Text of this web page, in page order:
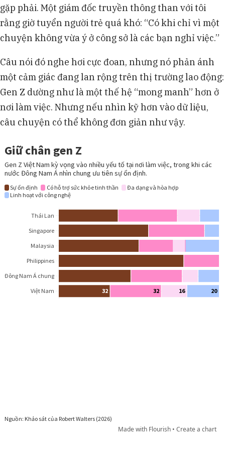
gặp phải. Một giám đốc truyền thông than với tôi
rằng giờ tuyển người trẻ quá khó: “Có khi chỉ vì một
chuyện không vừa ý ở công sở là các bạn nghỉ việc.”
Câu nói đó nghe hơi cực đoan, nhưng nó phản ánh
một cảm giác đang lan rộng trên thị trường lao động:
Gen Z dường như là một thế hệ “mong manh” hơn ở
nơi làm việc. Nhưng nếu nhìn kỹ hơn vào dữ liệu,
câu chuyện có thể không đơn giản như vậy.